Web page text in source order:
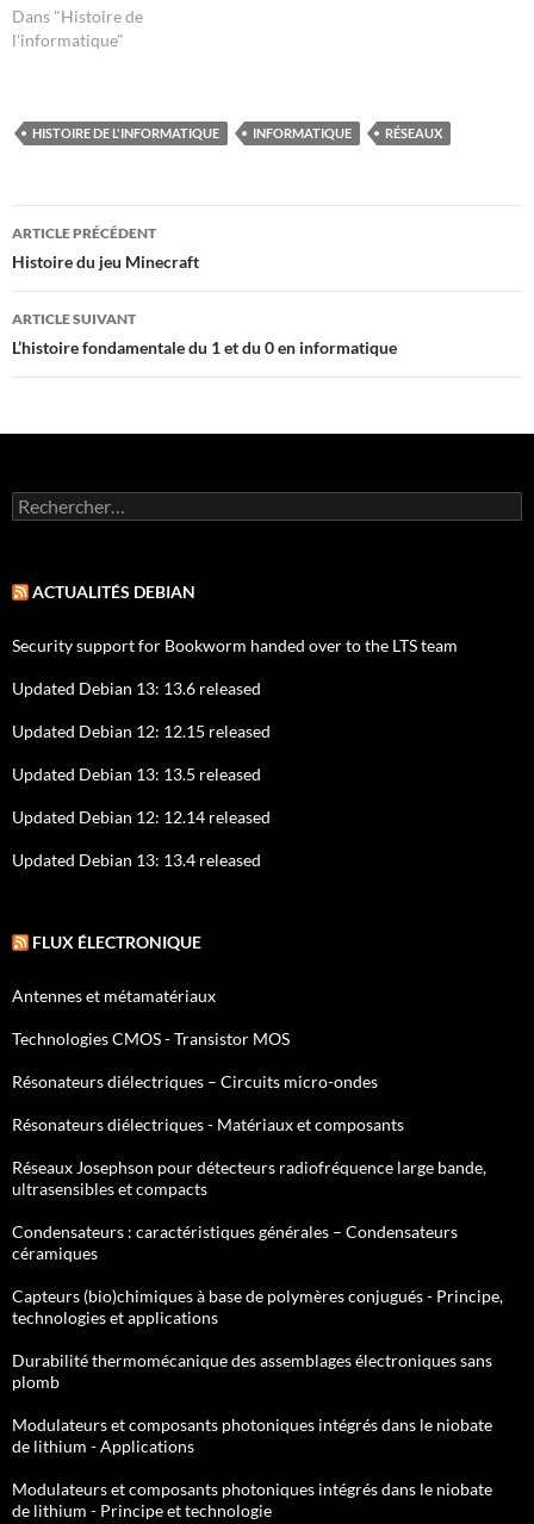
Dans "Histoire de
l'informatique"
HISTOIRE DE L'INFORMATIQUE INFORMATIQUE RÉSEAUX
Navigation
des
articles
ARTICLE PRÉCÉDENT
Histoire du jeu Minecraft
ARTICLE SUIVANT
L’histoire fondamentale du 1 et du 0 en informatique
Rechercher :
ACTUALITÉS DEBIAN
Security support for Bookworm handed over to the LTS team
Updated Debian 13: 13.6 released
Updated Debian 12: 12.15 released
Updated Debian 13: 13.5 released
Updated Debian 12: 12.14 released
Updated Debian 13: 13.4 released
FLUX ÉLECTRONIQUE
Antennes et métamatériaux
Technologies CMOS - Transistor MOS
Résonateurs diélectriques – Circuits micro-ondes
Résonateurs diélectriques - Matériaux et composants
Réseaux Josephson pour détecteurs radiofréquence large bande,
ultrasensibles et compacts
Condensateurs : caractéristiques générales – Condensateurs
céramiques
Capteurs (bio)chimiques à base de polymères conjugués - Principe,
technologies et applications
Durabilité thermomécanique des assemblages électroniques sans
plomb
Modulateurs et composants photoniques intégrés dans le niobate
de lithium - Applications
Modulateurs et composants photoniques intégrés dans le niobate
de lithium - Principe et technologie